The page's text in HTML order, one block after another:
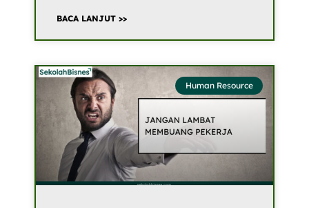
BACA LANJUT >>
Human Resource